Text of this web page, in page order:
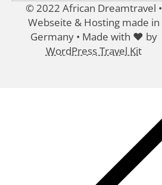
© 2022 African Dreamtravel •
Webseite & Hosting made in
Germany • Made with ♥ by
WordPress Travel Kit